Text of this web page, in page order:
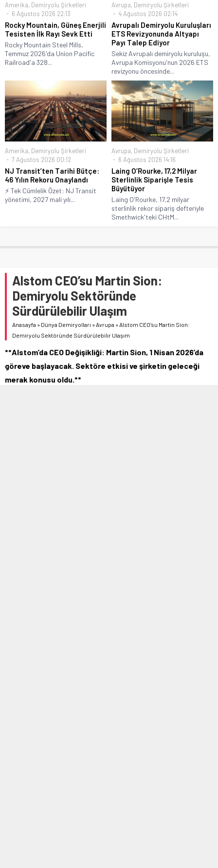
Amerika, Demiryolu Şirketleri
6 Ağustos 2026 22:13
Rocky Mountain, Güneş Enerjili
Tesisten İlk Rayı Sevk Etti
Rocky Mountain Steel Mills,
Temmuz 2026'da Union Pacific
Railroad'a 328...
Avrupa, Demiryolu Şirketleri
4 Ağustos 2026 02:14
Avrupalı Demiryolu Kuruluşları
ETS Revizyonunda Altyapı
Payı Talep Ediyor
Sekiz Avrupalı demiryolu kuruluşu,
Avrupa Komisyonu'nun 2026 ETS
revizyonu öncesinde...
Amerika, Demiryolu Şirketleri
7 Ağustos 2026 00:12
NJ Transit’ten Tarihi Bütçe:
46 Yılın Rekoru Onaylandı
⚡ Tek Cümlelik Özet: NJ Transit
yönetimi, 2027 mali yılı...
Avrupa, Demiryolu Şirketleri
6 Ağustos 2026 14:16
Laing O’Rourke, 17,2 Milyar
Sterlinlik Siparişle Tesis
Büyütüyor
Laing O'Rourke, 17,2 milyar
sterlinlik rekor sipariş defteriyle
Smethwick'teki CHtM...
Alstom CEO’su Martin Sion:
Demiryolu Sektöründe
Sürdürülebilir Ulaşım
Anasayfa » Dünya Demiryolları »Avrupa »Alstom CEO’su Martin Sion:
Demiryolu Sektöründe Sürdürülebilir Ulaşım
**Alstom’da CEO Değişikliği: Martin Sion, 1 Nisan 2026’da
göreve başlayacak. Sektöre etkisi ve şirketin geleceği
merak konusu oldu.**